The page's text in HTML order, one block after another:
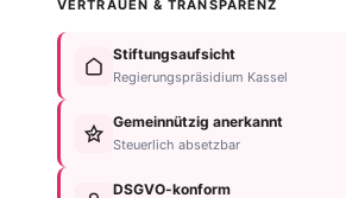
Formen
Autismus
Anzeichen
Diagnose
Betroffene
Im
Testament
Nachlassplanung
Zustiftung
Kind
VERTRAUEN & TRANSPARENZ
Stiftungsaufsicht
Regierungspräsidium Kassel
Gemeinnützig anerkannt
Steuerlich absetzbar
DSGVO-konform